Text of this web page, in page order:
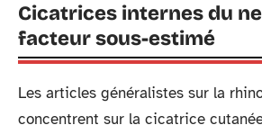
Cicatrices internes du
facteur sous-estimé
Les articles généralistes sur la
concentrent sur la cicatrice